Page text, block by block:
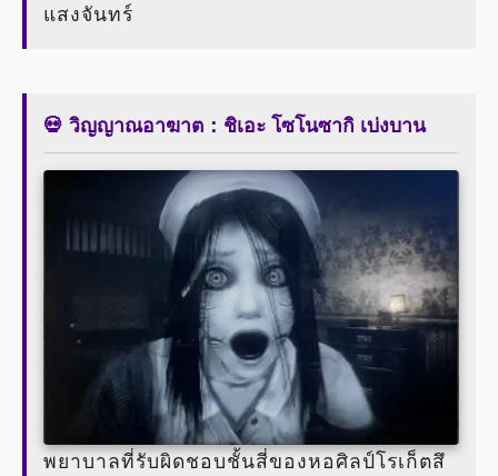
แสงจันทร์
💀 วิญญาณอาฆาต：ชิเอะ โซโนซากิ เบ่งบาน
พยาบาลที่รับผิดชอบชั้นสี่ของหอศิลป์โรเก็ตสึ